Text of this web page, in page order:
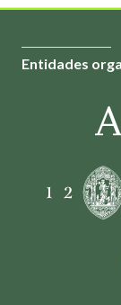
Entidades